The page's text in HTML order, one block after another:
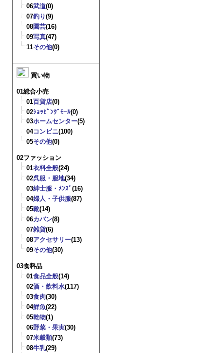
06武道(0)
07釣り(9)
08園芸(16)
09写真(47)
11その他(0)
買い物
01総合小売
01百貨店(0)
02ｼｮｯﾋﾟﾝｸﾞﾓｰﾙ(0)
03ホームセンター(5)
04コンビニ(100)
05その他(0)
02ファッション
01衣料全般(24)
02呉服・服地(34)
03紳士服・ﾒﾝｽﾞ(16)
04婦人・子供服(87)
05靴(14)
06カバン(8)
07雑貨(6)
08アクセサリー(13)
09その他(30)
03食料品
01食品全般(14)
02酒・飲料水(117)
03食肉(30)
04鮮魚(22)
05乾物(1)
06野菜・果実(30)
07米穀類(73)
08牛乳(29)